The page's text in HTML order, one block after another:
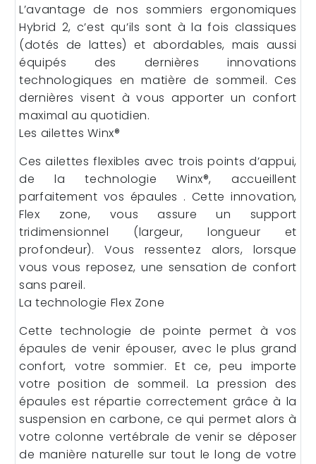
L’avantage de nos sommiers ergonomiques
Hybrid 2, c’est qu’ils sont à la fois classiques
(dotés de lattes) et abordables, mais aussi
équipés des dernières innovations
technologiques en matière de sommeil. Ces
dernières visent à vous apporter un confort
maximal au quotidien.
Les ailettes Winx®
Ces ailettes flexibles avec trois points d’appui,
de la technologie Winx®, accueillent
parfaitement vos épaules . Cette innovation,
Flex zone, vous assure un support
tridimensionnel (largeur, longueur et
profondeur). Vous ressentez alors, lorsque
vous vous reposez, une sensation de confort
sans pareil.
La technologie Flex Zone
Cette technologie de pointe permet à vos
épaules de venir épouser, avec le plus grand
confort, votre sommier. Et ce, peu importe
votre position de sommeil. La pression des
épaules est répartie correctement grâce à la
suspension en carbone, ce qui permet alors à
votre colonne vertébrale de venir se déposer
de manière naturelle sur tout le long de votre